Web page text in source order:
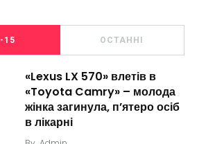
15 ОСТАННІ
«Lexus LX 570» влетів в
«Toyota Camry» – молода
жінка загинула, п’ятеро осіб
в лікарні